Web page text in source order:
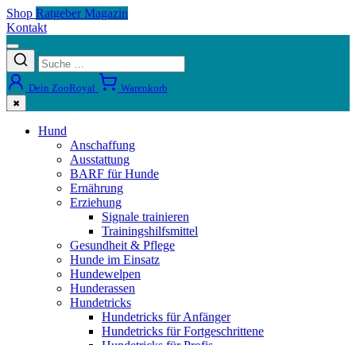
Shop Ratgeber Magazin
Kontakt
Dein ZooRoyal Warenkorb
✖
Hund
Anschaffung
Ausstattung
BARF für Hunde
Ernährung
Erziehung
Signale trainieren
Trainingshilfsmittel
Gesundheit & Pflege
Hunde im Einsatz
Hundewelpen
Hunderassen
Hundetricks
Hundetricks für Anfänger
Hundetricks für Fortgeschrittene